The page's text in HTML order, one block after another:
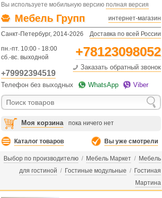
Вы используете мобильную версию полная версия
Мебель Групп интернет-магазин
Санкт-Петербург, 2014-2026 Доставка по всей России
пн.-пт. 10:00 - 18:00
сб.-вс. выходной
+78123098052
+79992394519
Заказать обратный звонок
Телефон без выходных WhatsApp Viber
Моя корзина пока ничего нет
Каталог товаров Вы уже смотрели
Выбор по производителю / Мебель Маркет / Мебель
для гостиной / Гостиные модульные / Гостиная
Мартина